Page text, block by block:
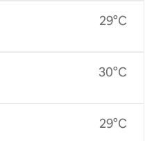
29°C
30°C
29°C